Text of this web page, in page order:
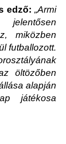
edző: „Armi
miközben
futballozott.
öltözőben
alapján
játékosa